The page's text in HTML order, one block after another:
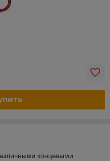
концевыми